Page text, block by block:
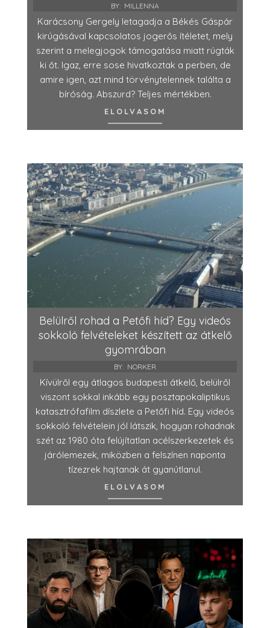
BY: MILLENNA
Karácsony Gergely letagadja a Békés Gáspár
kirúgásával kapcsolatos jogerős ítéletet, mely
szerint a melegjogok támogatása miatt rúgták
ki őt. Igaz, erre sose hivatkoztak a perben, de
amire igen, azt mind törvénytelennek találta a
bíróság. Abszurd? Teljes mértékben.
ELOLVASOM
Belülről rohad a Petőfi híd? Egy videós
sokkoló felvételeket készített az átkelő
gyomrában
BY: NORKER
Kívülről egy átlagos budapesti átkelő, belülről
viszont sokkal inkább egy posztapokaliptikus
katasztrófafilm díszlete a Petőfi híd. Egy videós
sokkoló felvételein jól látszik, hogyan rohadnak
szét az 1980 óta felújítatlan acélszerkezetek és
járólemezek, miközben a felszínen naponta
tízezrek hajtanak át gyanútlanul.
ELOLVASOM